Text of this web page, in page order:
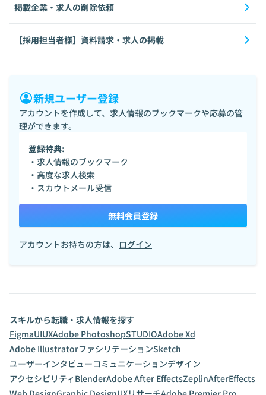
掲載企業・求人の削除依頼
【採用担当者様】資料請求・求人の掲載
新規ユーザー登録
アカウントを作成して、求人情報のブックマークや応募の管
理ができます。
登録特典:
・求人情報のブックマーク
・高度な求人検索
・スカウトメール受信
無料会員登録
アカウントお持ちの方は、 ログイン
スキルから転職・求人情報を探す
FigmaUIUXAdobe PhotoshopSTUDIOAdobe Xd
Adobe IllustratorファシリテーションSketch
ユーザーインタビューコミュニケーションデザイン
アクセシビリティ BlenderAdobe After EffectsZeplinAfterEffects